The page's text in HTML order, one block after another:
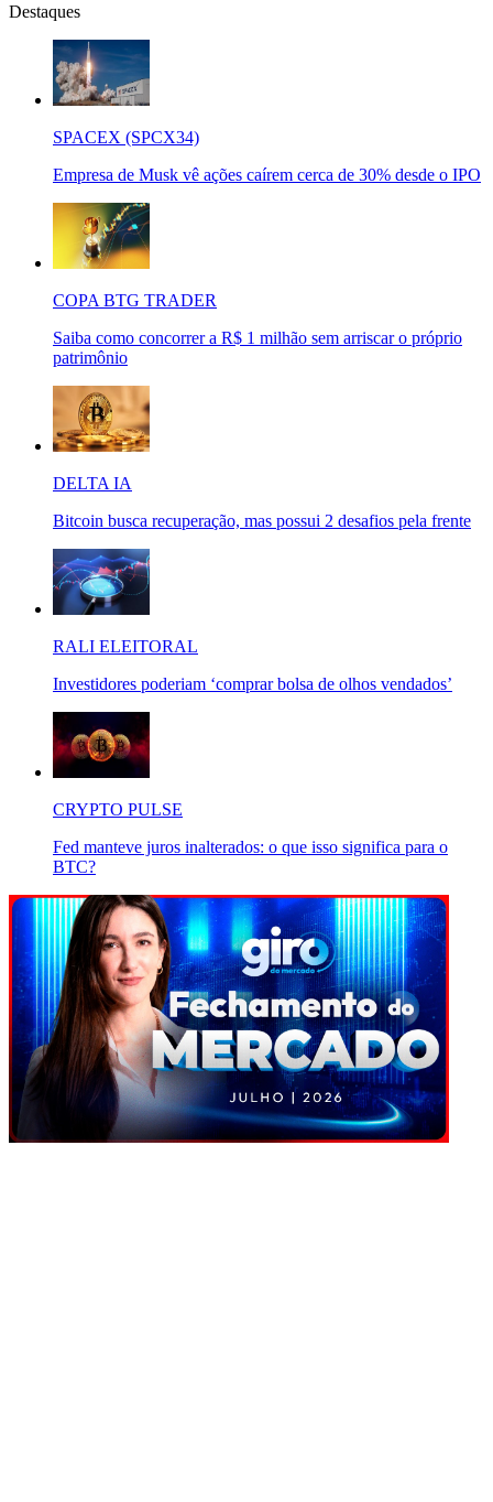
Destaques
SPACEX (SPCX34)
Empresa de Musk vê ações caírem cerca de 30% desde o IPO
COPA BTG TRADER
Saiba como concorrer a R$ 1 milhão sem arriscar o próprio
patrimônio
DELTA IA
Bitcoin busca recuperação, mas possui 2 desafios pela frente
RALI ELEITORAL
Investidores poderiam ‘comprar bolsa de olhos vendados’
CRYPTO PULSE
Fed manteve juros inalterados: o que isso significa para o
BTC?